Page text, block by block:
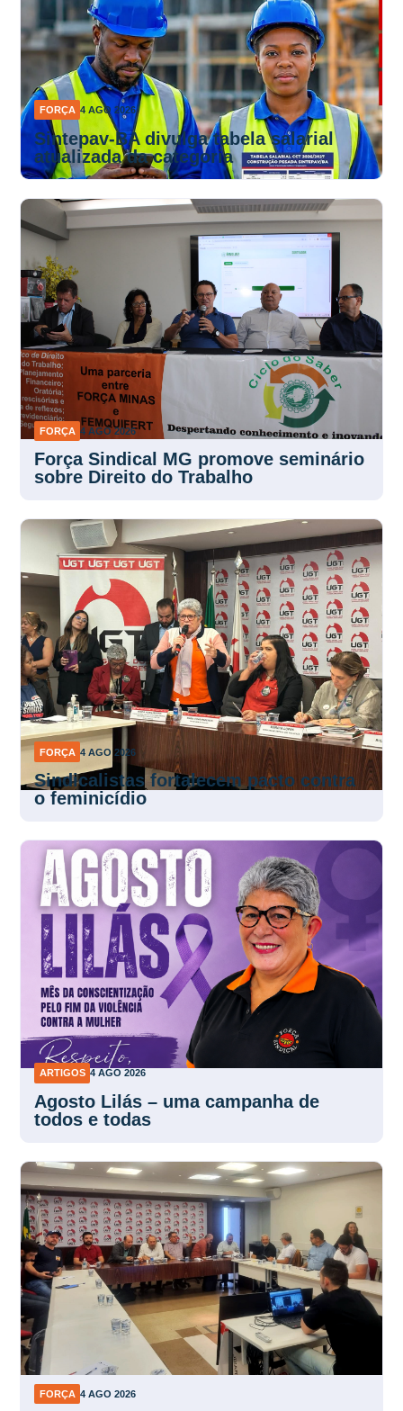
FORÇA 4 AGO 2026
Sintepav-BA divulga tabela salarial
atualizada da categoria
FORÇA 4 AGO 2026
Força Sindical MG promove seminário
sobre Direito do Trabalho
FORÇA 4 AGO 2026
Sindicalistas fortalecem pacto contra
o feminicídio
ARTIGOS 4 AGO 2026
Agosto Lilás – uma campanha de
todos e todas
FORÇA 4 AGO 2026